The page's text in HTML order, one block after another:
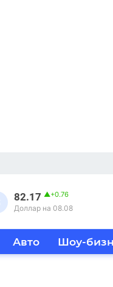
82.17 ▲+0.76
Доллар на 08.08
Авто Шоу-